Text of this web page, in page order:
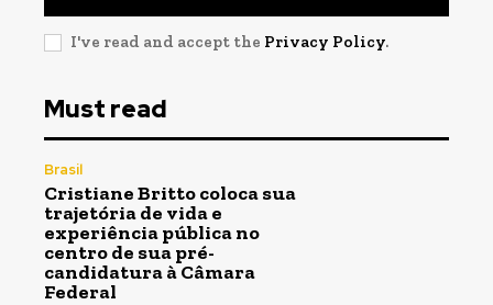
I've read and accept the Privacy Policy.
Must read
Brasil
Cristiane Britto coloca sua
trajetória de vida e
experiência pública no
centro de sua pré-
candidatura à Câmara
Federal